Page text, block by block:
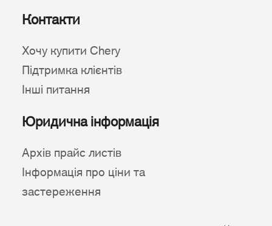
Контакти
Хочу купити Chery
Підтримка клієнтів
Інші питання
Юридична інформація
Архів прайс листів
Інформація про ціни та
застереження